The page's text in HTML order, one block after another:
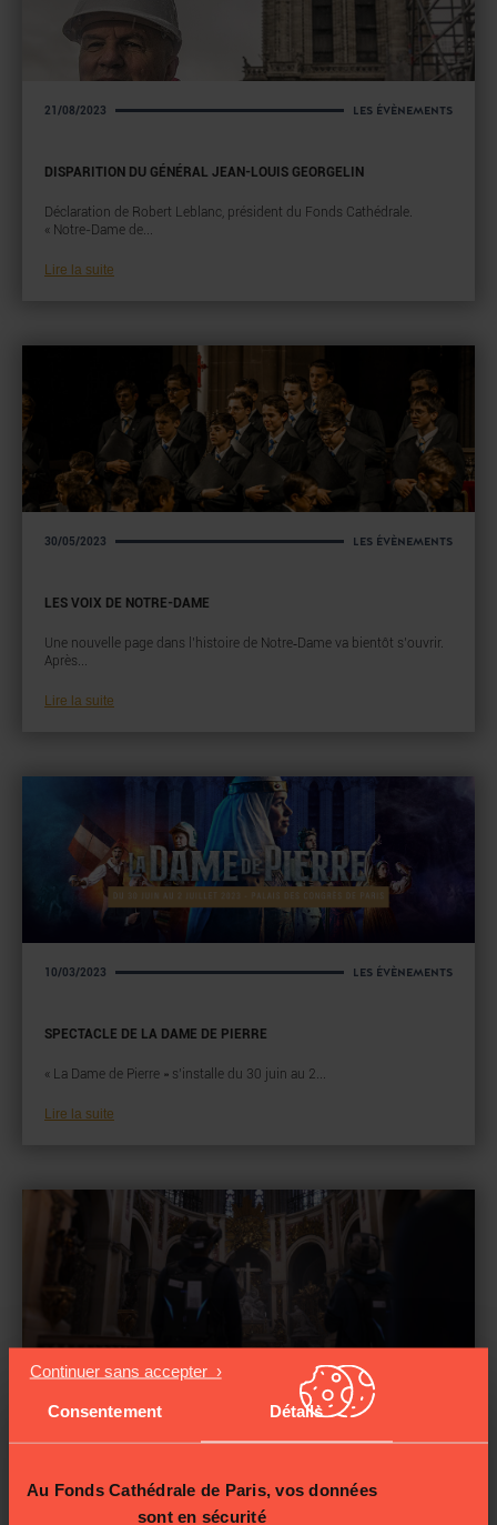
Consentement Détails
Au Fonds Cathédrale de Paris, vos données
sont en sécurité
21/08/2023 LES ÉVÈNEMENTS
DISPARITION DU GÉNÉRAL JEAN-LOUIS GEORGELIN
Déclaration de Robert Leblanc, président du Fonds Cathédrale.
« Notre-Dame de...
Lire la suite
30/05/2023 LES ÉVÈNEMENTS
LES VOIX DE NOTRE-DAME
Une nouvelle page dans l’histoire de Notre‑Dame va bientôt s’ouvrir.
Après...
Lire la suite
10/03/2023 LES ÉVÈNEMENTS
SPECTACLE DE LA DAME DE PIERRE
« La Dame de Pierre » s’installe du 30 juin au 2...
Lire la suite
LES ÉVÈNEMENTS
ÉTERNELLE NOTRE-DAME : VIVEZ UNE EXPÉRIENCE HORS DU